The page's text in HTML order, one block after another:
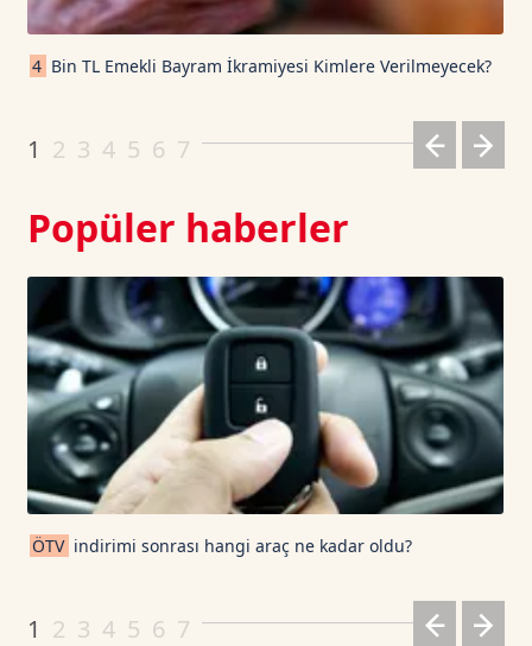
Cardano TetherUS 0.2 0.35
4 Bin TL Emekli Bayram İkramiyesi Kimlere Verilmeyecek?
1 2 3 4 5 6 7
Popüler haberler
ÖTV indirimi sonrası hangi araç ne kadar oldu?
1 2 3 4 5 6 7